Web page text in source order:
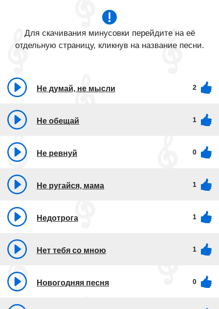
Для скачивания минусовки перейдите на её
отдельную страницу, кликнув на название песни.
Не думай, не мысли 2
Не обещай 1
Не ревнуй 0
Не ругайся, мама 1
Недотрога 1
Нет тебя со мною 1
Новогодняя песня 0